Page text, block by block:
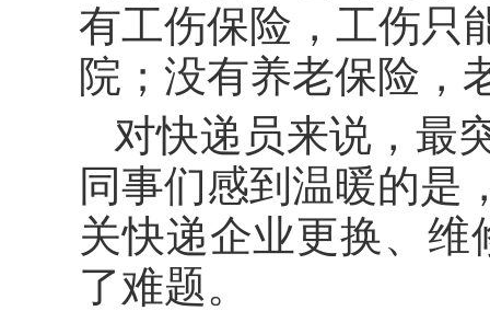
有工伤保险，工伤只
院；没有养老保险，
对快递员来说，最
同事们感到温暖的是
关快递企业更换、维
了难题。